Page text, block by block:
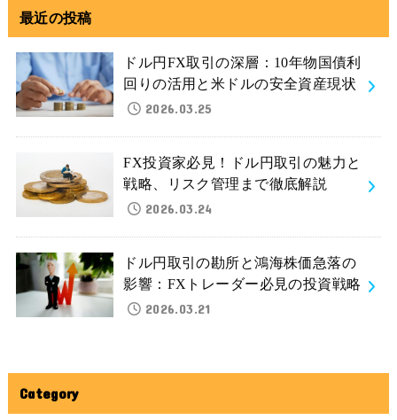
最近の投稿
ドル円FX取引の深層：10年物国債利
回りの活用と米ドルの安全資産現状
2026.03.25
FX投資家必見！ドル円取引の魅力と
戦略、リスク管理まで徹底解説
2026.03.24
ドル円取引の勘所と鴻海株価急落の
影響：FXトレーダー必見の投資戦略
2026.03.21
Category